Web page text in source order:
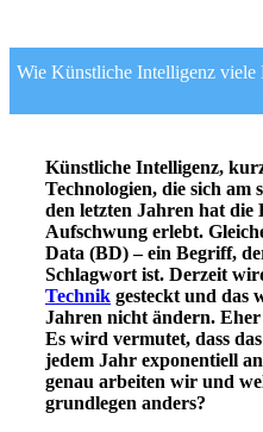
Wie Künstliche Intelligenz viele
Künstliche Intelligenz,
Technologien, die sich am
den letzten Jahren hat die
Aufschwung erlebt.
Data (BD) – ein Begriff,
Schlagwort ist. Derzeit
Technik gesteckt und das
Jahren nicht ändern.
Es wird vermutet, dass
jedem Jahr exponentiell
genau arbeiten wir und
grundlegen anders?